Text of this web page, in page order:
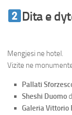
Dita e
Mengjesi ne hotel.
Vizite ne
Pallati
Sheshi Duomo
Galeria Vittorio